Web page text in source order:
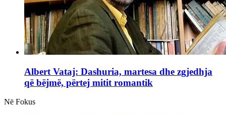
Albert Vataj: Dashuria, martesa dhe zgjedhja
që bëjmë, përtej mitit romantik
Në Fokus